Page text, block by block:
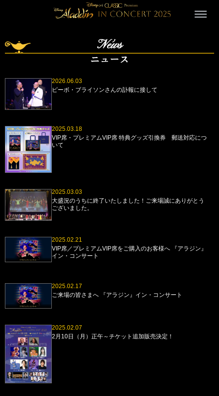
News
ニュース
2026.06.03
ピーボ・ブライソンさんの訃報に接して
2025.03.18
VIP席・プレミアムVIP席 特典グッズ引換券 郵送対応につ
いて
2025.03.03
大盛況のうちに終了いたしました！ご来場誠にありがとう
ございました。
2025.02.21
VIP席／プレミアムVIP席をご購入のお客様へ 『アラジン』
イン・コンサート
2025.02.17
ご来場の皆さまへ 『アラジン』イン・コンサート
2025.02.07
2月10日（月）正午～チケット追加販売決定！